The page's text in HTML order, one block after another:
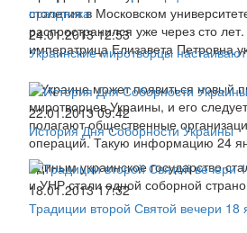
столетия в Московском
распространился уже через сто
императрица Елизавета Петровна
24.01.2013 12:53
Украинские миротворцы
В Украине может появиться новый
миротворцев Украины, и его
полагают общественные
операций. Такую информацию 24
22.01.2013 09:42
История Дня Соборности Украины
Единым украинское государство
и УНР стали одной соборной
18.01.2013 17:32
Традиции второй Святой вечери 18